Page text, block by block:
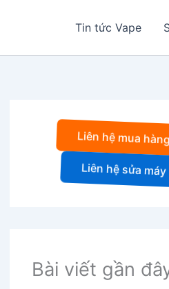
Tin tức Vape
Liên hệ mua hàng
Liên hệ sửa máy
Bài viết gần